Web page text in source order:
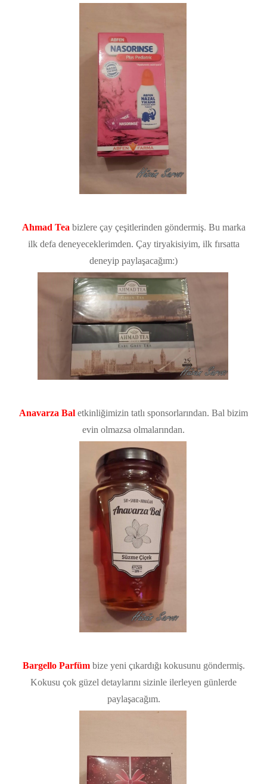
Ahmad Tea bizlere çay çeşitlerinden göndermiş. Bu marka
ilk defa deneyeceklerimden. Çay tiryakisiyim, ilk fırsatta
deneyip paylaşacağım:)
Anavarza Bal etkinliğimizin tatlı sponsorlarından. Bal bizim
evin olmazsa olmalarından.
Bargello Parfümbize yeni çıkardığı kokusunu göndermiş.
Kokusu çok güzel detaylarını sizinle ilerleyen günlerde
paylaşacağım.